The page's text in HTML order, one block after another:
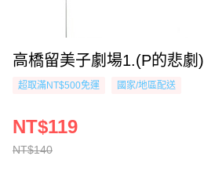
高橋留美子劇場1.(P的悲劇)
超取滿NT$500免運 國家/地區配送
NT$140
NT$119